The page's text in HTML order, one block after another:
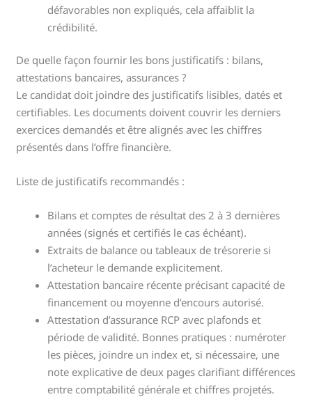
défavorables non expliqués, cela affaiblit la
crédibilité.
De quelle façon fournir les bons justificatifs : bilans,
attestations bancaires, assurances ?
Le candidat doit joindre des justificatifs lisibles, datés et
certifiables. Les documents doivent couvrir les derniers
exercices demandés et être alignés avec les chiffres
présentés dans l’offre financière.
Liste de justificatifs recommandés :
Bilans et comptes de résultat des 2 à 3 dernières
années (signés et certifiés le cas échéant).
Extraits de balance ou tableaux de trésorerie si
l’acheteur le demande explicitement.
Attestation bancaire récente précisant capacité de
financement ou moyenne d’encours autorisé.
Attestation d’assurance RCP avec plafonds et
période de validité. Bonnes pratiques : numéroter
les pièces, joindre un index et, si nécessaire, une
note explicative de deux pages clarifiant différences
entre comptabilité générale et chiffres projetés.